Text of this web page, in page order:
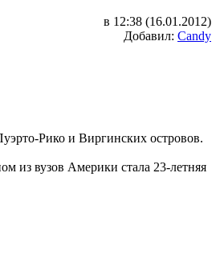
в 12:38 (16.01.2012)
Добавил: Candy
Рико и Виргинских островов.
из вузов Америки стала 23-летняя